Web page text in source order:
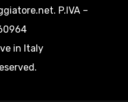
P.IVA –
in Italy